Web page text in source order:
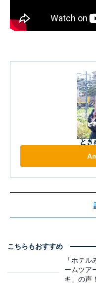
とき
こちらもおすすめ
「ホテ
ームツア
キ」の声！